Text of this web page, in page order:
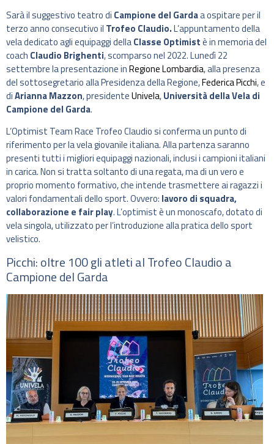
Sarà il suggestivo teatro di Campione del Gardaa ospitare per il
terzo anno consecutivo il Trofeo Claudio.L’appuntamento della
vela dedicato agli equipaggi dellaClasse Optimistè in memoria del
coach Claudio Brighenti, scomparso nel 2022. Lunedì 22
settembre la presentazione inRegione Lombardia, alla presenza
del sottosegretario alla Presidenza della Regione,Federica Picchi, e
diArianna Mazzon, presidenteUnivela,Università della Vela di
Campione del Garda.
L’Optimist Team Race Trofeo Claudio si conferma un punto di
riferimento per la vela giovanile italiana. Alla partenza saranno
presenti tutti i migliori equipaggi nazionali, inclusi i campioni italiani
in carica. Non si tratta soltanto di una regata, ma di un vero e
proprio momento formativo, che intende trasmettere ai ragazzi i
valori fondamentali dello sport. Ovvero: lavoro di squadra,
collaborazione e fair play. L’optimist è un monoscafo, dotato di
vela singola, utilizzato per l’introduzione alla pratica dello sport
velistico.
Picchi: oltre 100 gli atleti al Trofeo Claudio a
Campione del Garda